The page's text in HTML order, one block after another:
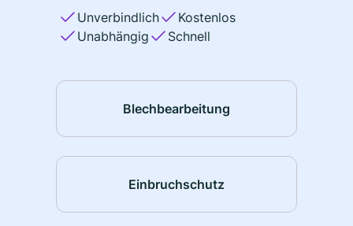
Unverbindlich
Kostenlos
Unabhängig
Schnell
Blechbearbeitung
Einbruchschutz